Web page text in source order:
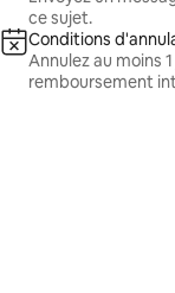
ce sujet.
Conditions
Annulez au moins
remboursement